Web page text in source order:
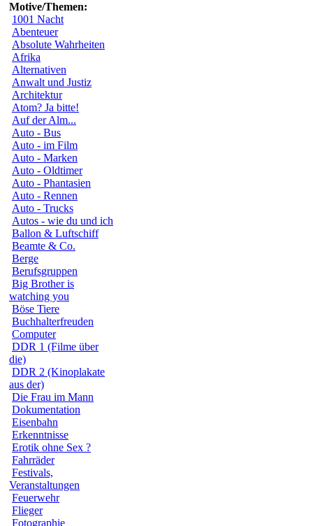
Motive/Themen:
1001 Nacht
Abenteuer
Absolute Wahrheiten
Afrika
Alternativen
Anwalt und Justiz
Architektur
Atom? Ja bitte!
Auf der Alm...
Auto - Bus
Auto - im Film
Auto - Marken
Auto - Oldtimer
Auto - Phantasien
Auto - Rennen
Auto - Trucks
Autos - wie du und ich
Ballon & Luftschiff
Beamte & Co.
Berge
Berufsgruppen
Big Brother is
watching you
Böse Tiere
Buchhalterfreuden
Computer
DDR 1 (Filme über
die)
DDR 2 (Kinoplakate
aus der)
Die Frau im Mann
Dokumentation
Eisenbahn
Erkenntnisse
Erotik ohne Sex ?
Fahrräder
Festivals,
Veranstaltungen
Feuerwehr
Flieger
Fotographie